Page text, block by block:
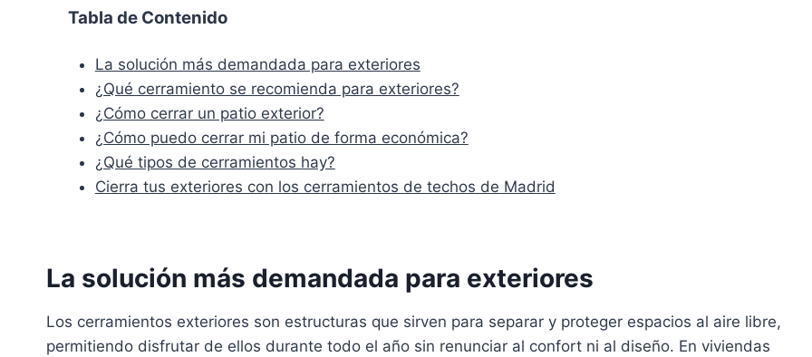
Tabla de Contenido
La solución más demandada para exteriores
¿Qué cerramiento se recomienda para exteriores?
¿Cómo cerrar un patio exterior?
¿Cómo puedo cerrar mi patio de forma económica?
¿Qué tipos de cerramientos hay?
Cierra tus exteriores con los cerramientos de techos de Madrid
La solución más demandada para exteriores
Los cerramientos exteriores son estructuras que sirven para separar y proteger espacios al aire libre,
permitiendo disfrutar de ellos durante todo el año sin renunciar al confort ni al diseño. En viviendas